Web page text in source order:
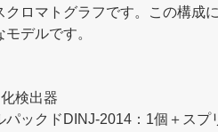
ロマトグラフです。この構
デルです。
検出器
パックドDINJ-2014：1個＋ス